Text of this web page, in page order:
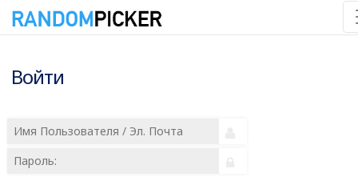
Войти